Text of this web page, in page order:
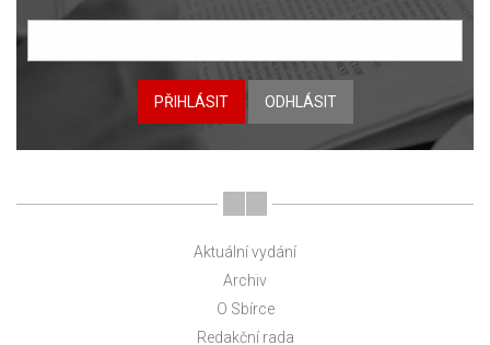
PŘIHLÁSIT ODHLÁSIT
Aktuální vydání
Archiv
O Sbírce
Redakční rada